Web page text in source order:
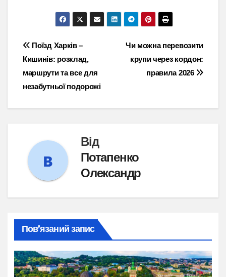
Навігація
записів
Чи можна перевозити
крупи через кордон:
правила 2026
Поїзд Харків –
Кишинів: розклад,
маршрути та все для
незабутньої подорожі
Від
Потапенко
Олександр
Пов’язаний запис